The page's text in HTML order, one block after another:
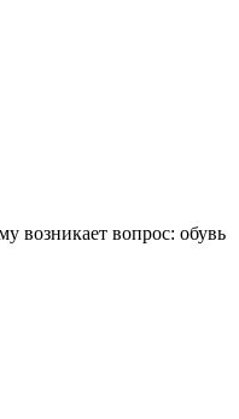
возникает вопрос: обувь